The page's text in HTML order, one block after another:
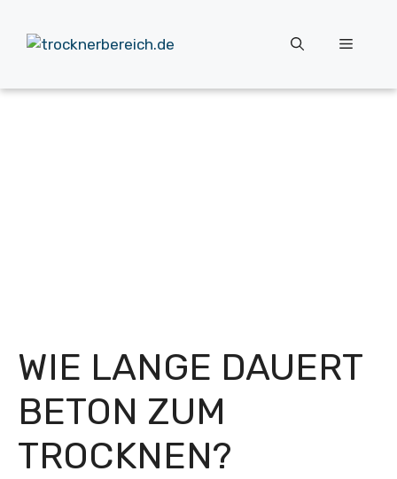
Inhalt
springen
Menü
WIE LANGE DAUERT
BETON ZUM
TROCKNEN?